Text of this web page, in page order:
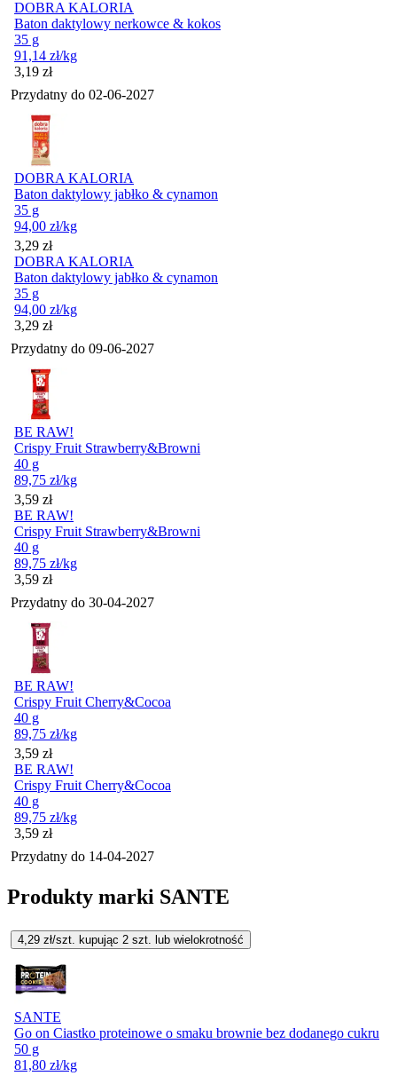
DOBRA KALORIA
Baton daktylowy nerkowce & kokos
35 g
91,14 zł/kg
Cena
3,19 zł
Przydatny do 02-06-2027
DOBRA KALORIA
Baton daktylowy jabłko & cynamon
35 g
94,00 zł/kg
Cena
3,29 zł
DOBRA KALORIA
Baton daktylowy jabłko & cynamon
35 g
94,00 zł/kg
Cena
3,29 zł
Przydatny do 09-06-2027
BE RAW!
Crispy Fruit Strawberry&Browni
40 g
89,75 zł/kg
Cena
3,59 zł
BE RAW!
Crispy Fruit Strawberry&Browni
40 g
89,75 zł/kg
Cena
3,59 zł
Przydatny do 30-04-2027
BE RAW!
Crispy Fruit Cherry&Cocoa
40 g
89,75 zł/kg
Cena
3,59 zł
BE RAW!
Crispy Fruit Cherry&Cocoa
40 g
89,75 zł/kg
Cena
3,59 zł
Przydatny do 14-04-2027
Produkty marki SANTE
4,29 zł/szt. kupując 2 szt. lub wielokrotność
SANTE
Go on Ciastko proteinowe o smaku brownie bez dodanego cukru
50 g
81,80 zł/kg